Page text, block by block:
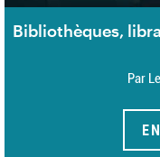
Bibliothèques,
Par